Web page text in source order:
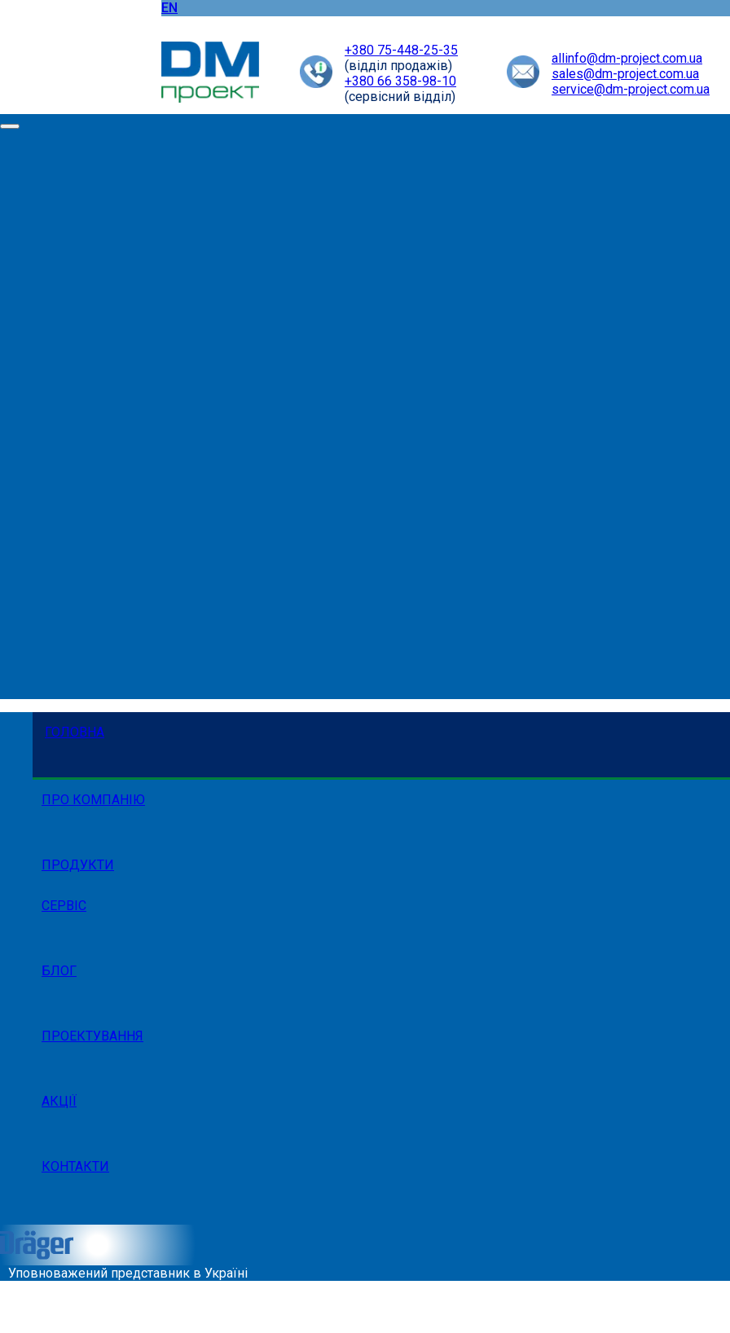
EN
+380 75-448-25-35
(відділ продажів)
+380 66 358-98-10
(cервісний відділ)
allinfo@dm-project.com.ua
sales@dm-project.com.ua
service@dm-project.com.ua
ГОЛОВНА
ПРО КОМПАНІЮ
ПРОДУКТИ
СЕРВІС
БЛОГ
ПРОЕКТУВАННЯ
АКЦІЇ
КОНТАКТИ
Уповноважений представник в Україні